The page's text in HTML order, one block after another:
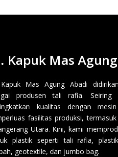
Kapuk Mas
Mas Agung Abadi
produsen tali rafia. Seiring
kualitas dengan
fasilitas produksi,
Utara. Kini, kami
plastik seperti tali rafia,
geotextile, dan jumbo bag.